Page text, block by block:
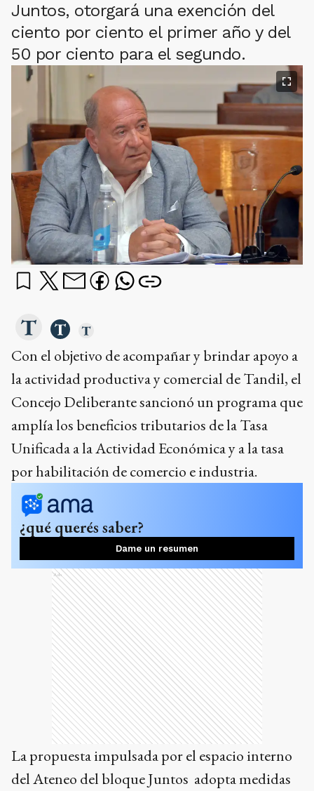
Juntos, otorgará una exención del
ciento por ciento el primer año y del
50 por ciento para el segundo.
Con el objetivo de acompañar y brindar apoyo a
la actividad productiva y comercial de Tandil, el
Concejo Deliberante sancionó un programa que
amplía los beneficios tributarios de la Tasa
Unificada a la Actividad Económica y a la tasa
por habilitación de comercio e industria.
¿qué querés saber?
Dame un resumen
Ads
La propuesta impulsada por el espacio interno
del Ateneo del bloque Juntos adopta medidas